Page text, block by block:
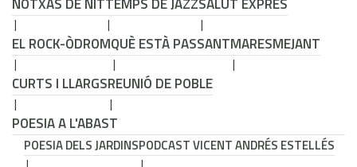
EL ROCK-ÒDROMQUÈ ESTÀ PASSANTMARESMEJANT
CURTS I LLARGSREUNIÓ DE POBLE
POESIA A L'ABAST
POESIA DELS JARDINSPODCAST VICENT ANDRÉS ESTELLÉS